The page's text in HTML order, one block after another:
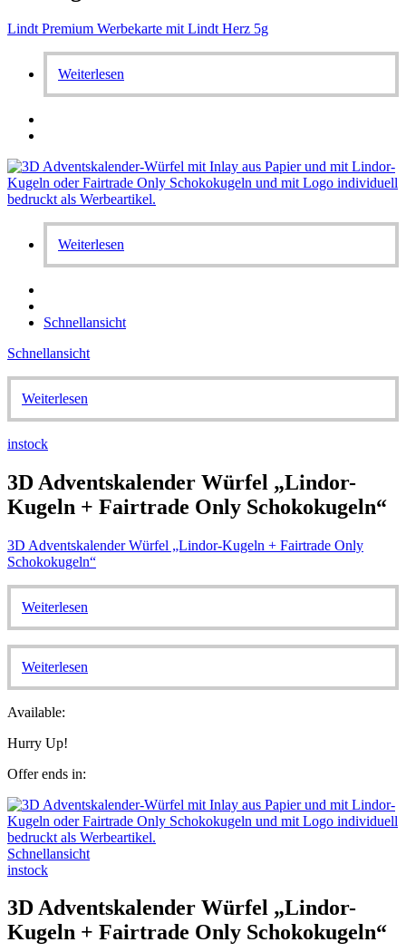
Lindt Premium Werbekarte mit Lindt Herz 5g
Weiterlesen
Weiterlesen
Schnellansicht
Schnellansicht
Weiterlesen
instock
3D Adventskalender Würfel „Lindor-
Kugeln + Fairtrade Only Schokokugeln“
3D Adventskalender Würfel „Lindor-Kugeln + Fairtrade Only
Schokokugeln“
Weiterlesen
Weiterlesen
Available:
Hurry Up!
Offer ends in:
Schnellansicht
instock
3D Adventskalender Würfel „Lindor-
Kugeln + Fairtrade Only Schokokugeln“